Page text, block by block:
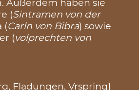
(Sintramen von der
(Carln von Bibra) sowie
(volprechten von
Fladungen, Vrspring]